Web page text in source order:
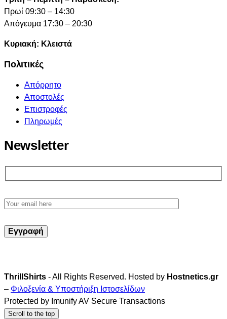
Πρωί 09:30 – 14:30
Απόγευμα 17:30 – 20:30
Κυριακή: Κλειστά
Πολιτικές
Απόρρητο
Αποστολές
Επιστροφές
Πληρωμές
Newsletter
ThrillShirts - All Rights Reserved. Hosted by Hostnetics.gr
– Φιλοξενία & Υποστήριξη Ιστοσελίδων
Protected by Imunify AV Secure Transactions
Scroll to the top